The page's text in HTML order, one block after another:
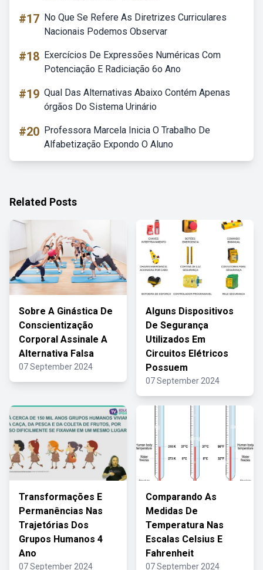
#17 No Que Se Refere As Diretrizes Curriculares
Nacionais Podemos Observar
#18 Exercícios De Expressões Numéricas Com
Potenciação E Radiciação 6o Ano
#19 Qual Das Alternativas Abaixo Contém Apenas
órgãos Do Sistema Urinário
#20 Professora Marcela Inicia O Trabalho De
Alfabetização Expondo O Aluno
Related Posts
Sobre A Ginástica De
Conscientização
Corporal Assinale A
Alternativa Falsa
07 September 2024
Alguns Dispositivos
De Segurança
Utilizados Em
Circuitos Elétricos
Possuem
07 September 2024
Transformações E
Permanências Nas
Trajetórias Dos
Grupos Humanos 4
Ano
07 September 2024
Comparando As
Medidas De
Temperatura Nas
Escalas Celsius E
Fahrenheit
07 September 2024